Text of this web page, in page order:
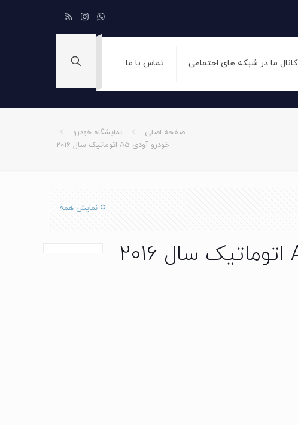
کانال ما در شبکه های اجتماعی تماس با ما
صفحه اصلی
نمایشگاه خودرو
خودرو آودی A5 اتوماتیک سال 2016
نمایش همه